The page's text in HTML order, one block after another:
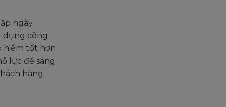
ngày
dụng công
hiểm tốt hơn
lực để sáng
hàng.